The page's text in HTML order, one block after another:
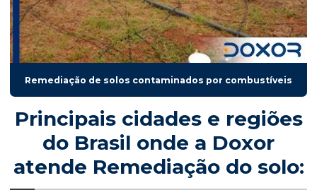
Remediação de solos contaminados por combustíveis
Principais cidades e regiões
do Brasil onde a Doxor
atende Remediação do solo: